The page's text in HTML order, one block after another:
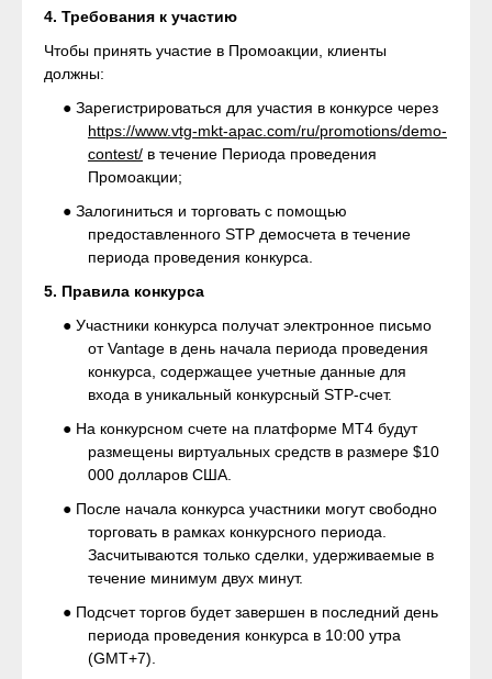
4. Требования к участию
Чтобы принять участие в Промоакции, клиенты
должны:
● Зарегистрироваться для участия в конкурсе через
https://www.vtg-mkt-apac.com/ru/promotions/demo-
contest/ в течение Периода проведения
Промоакции;
● Залогиниться и торговать с помощью
предоставленного STP демосчета в течение
периода проведения конкурса.
5. Правила конкурса
● Участники конкурса получат электронное письмо
от Vantage в день начала периода проведения
конкурса, содержащее учетные данные для
входа в уникальный конкурсный STP-счет.
● На конкурсном счете на платформе MT4 будут
размещены виртуальных средств в размере $10
000 долларов США.
● После начала конкурса участники могут свободно
торговать в рамках конкурсного периода.
Засчитываются только сделки, удерживаемые в
течение минимум двух минут.
● Подсчет торгов будет завершен в последний день
периода проведения конкурса в 10:00 утра
(GMT+7).